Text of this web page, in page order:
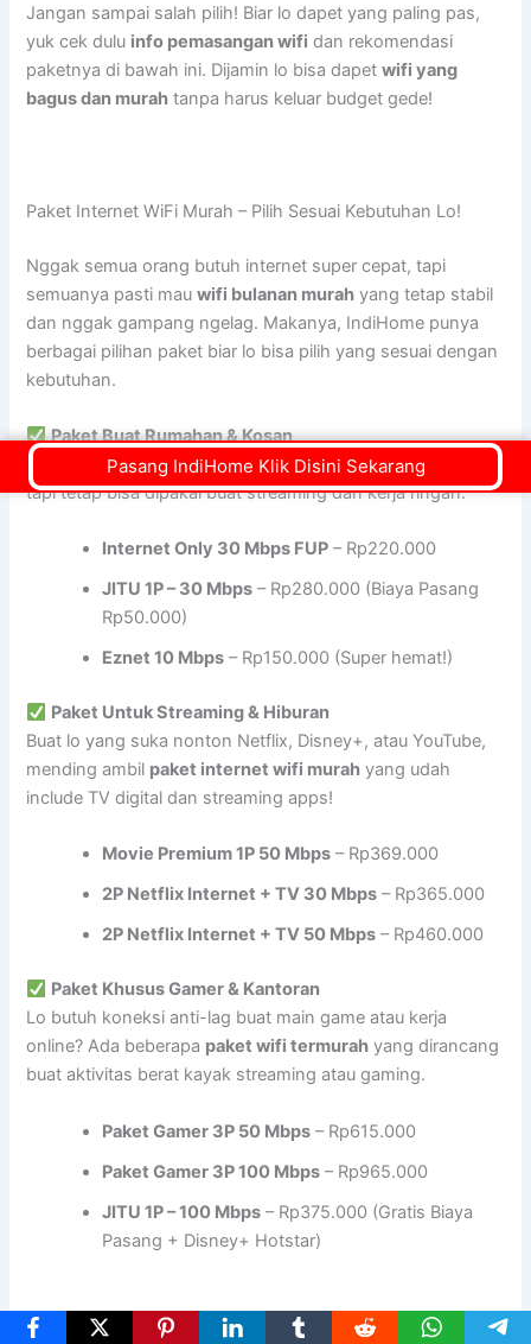
Jangan sampai salah pilih! Biar lo dapet yang paling pas,
yuk cek dulu info pemasangan wifi dan rekomendasi
paketnya di bawah ini. Dijamin lo bisa dapetwifi yang
bagus dan murah tanpa harus keluar budget gede!
Paket Internet WiFi Murah – Pilih Sesuai Kebutuhan Lo!
Nggak semua orang butuh internet super cepat, tapi
semuanya pasti mauwifi bulanan murah yang tetap stabil
dan nggak gampang ngelag. Makanya, IndiHome punya
berbagai pilihan paket biar lo bisa pilih yang sesuai dengan
kebutuhan.
Paket Buat Rumahan & Kosan
Paket ini cocok buat lo yang cari paket wifi murah 100 ribu
tapi tetap bisa dipakai buat streaming dan kerja ringan.
Internet Only 30 Mbps FUP – Rp220.000
JITU 1P – 30 Mbps – Rp280.000 (Biaya Pasang
Rp50.000)
Eznet 10 Mbps – Rp150.000 (Super hemat!)
Paket Untuk Streaming & Hiburan
Buat lo yang suka nonton Netflix, Disney+, atau YouTube,
mending ambil paket internet wifi murah yang udah
include TV digital dan streaming apps!
Movie Premium 1P 50 Mbps – Rp369.000
2P Netflix Internet + TV 30 Mbps – Rp365.000
2P Netflix Internet + TV 50 Mbps – Rp460.000
Paket Khusus Gamer & Kantoran
Lo butuh koneksi anti-lag buat main game atau kerja
online? Ada beberapa paket wifi termurah yang dirancang
buat aktivitas berat kayak streaming atau gaming.
Paket Gamer 3P 50 Mbps – Rp615.000
Paket Gamer 3P 100 Mbps – Rp965.000
JITU 1P – 100 Mbps – Rp375.000 (Gratis Biaya
Pasang + Disney+ Hotstar)
Pasang IndiHome Klik Disini Sekarang